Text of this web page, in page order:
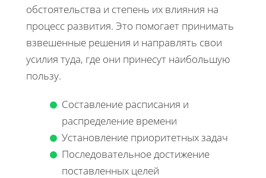
обстоятельства и степень их влияния на
процесс развития. Это помогает принимать
взвешенные решения и направлять свои
усилия туда, где они принесут наибольшую
пользу.
Составление расписания и
распределение времени
Установление приоритетных задач
Последовательное достижение
поставленных целей